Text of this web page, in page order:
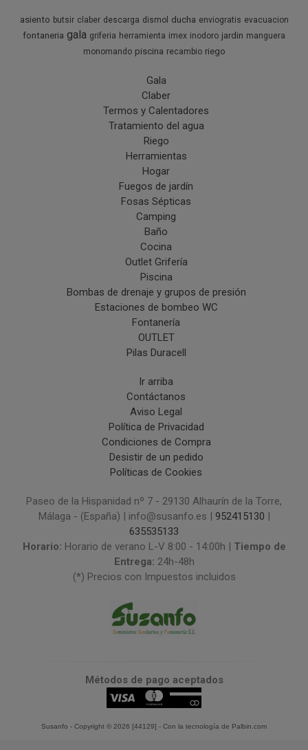
asiento butsir claber descarga dismol ducha enviogratis evacuacion
fontaneria gala griferia herramienta imex inodoro jardin manguera
monomando piscina recambio riego
Gala
Claber
Termos y Calentadores
Tratamiento del agua
Riego
Herramientas
Hogar
Fuegos de jardín
Fosas Sépticas
Camping
Baño
Cocina
Outlet Grifería
Piscina
Bombas de drenaje y grupos de presión
Estaciones de bombeo WC
Fontanería
OUTLET
Pilas Duracell
Ir arriba
Contáctanos
Aviso Legal
Política de Privacidad
Condiciones de Compra
Desistir de un pedido
Políticas de Cookies
Paseo de la Hispanidad nº 7 - 29130 Alhaurín de la Torre,
Málaga - (España) | info@susanfo.es | 952415130 |
635535133
Horario: Horario de verano L-V 8:00 - 14:00h | Tiempo de
Entrega: 24h-48h
(*) Precios con Impuestos incluidos
Métodos de pago aceptados
Susanfo - Copyright © 2026 [44129] - Con la tecnología de Palbin.com